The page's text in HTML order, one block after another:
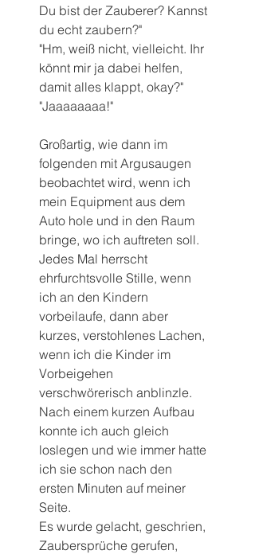
Du bist der Zauberer? Kannst
du echt zaubern?"
"Hm, weiß nicht, vielleicht. Ihr
könnt mir ja dabei helfen,
damit alles klappt, okay?"
"Jaaaaaaaa!"
Großartig, wie dann im
folgenden mit Argusaugen
beobachtet wird, wenn ich
mein Equipment aus dem
Auto hole und in den Raum
bringe, wo ich auftreten soll.
Jedes Mal herrscht
ehrfurchtsvolle Stille, wenn
ich an den Kindern
vorbeilaufe, dann aber
kurzes, verstohlenes Lachen,
wenn ich die Kinder im
Vorbeigehen
verschwörerisch anblinzle.
Nach einem kurzen Aufbau
konnte ich auch gleich
loslegen und wie immer hatte
ich sie schon nach den
ersten Minuten auf meiner
Seite.
Es wurde gelacht, geschrien,
Zaubersprüche gerufen,